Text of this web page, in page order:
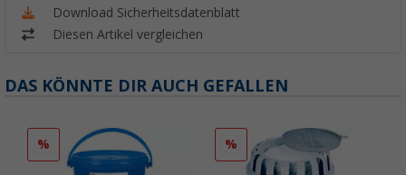
Download Sicherheitsdatenblatt
Diesen Artikel vergleichen
DAS KÖNNTE DIR AUCH GEFALLEN
% %